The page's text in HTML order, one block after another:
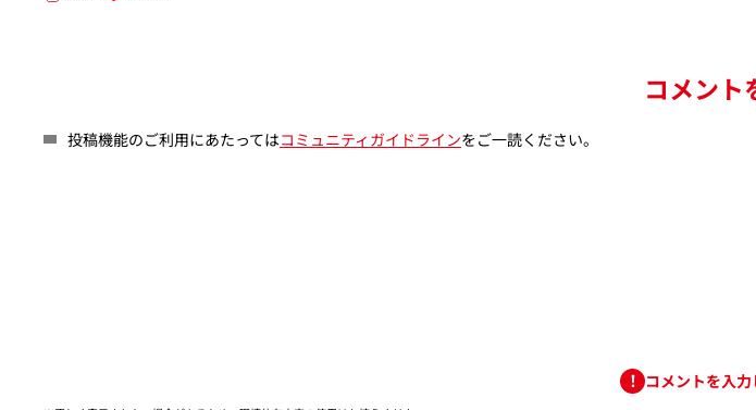
コメント
投稿機能のご利用にあたってはコミュニティガイドラインをご一読ください。
コメントを入